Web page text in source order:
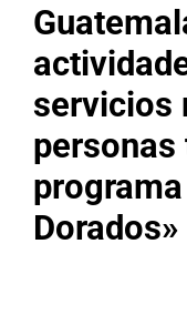
servicios
Dorados»